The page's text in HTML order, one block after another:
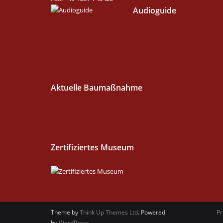
Audioguide
Aktuelle Baumaßnahme
Zertifiziertes Museum
Theme byThink Up Themes Ltd. Powered